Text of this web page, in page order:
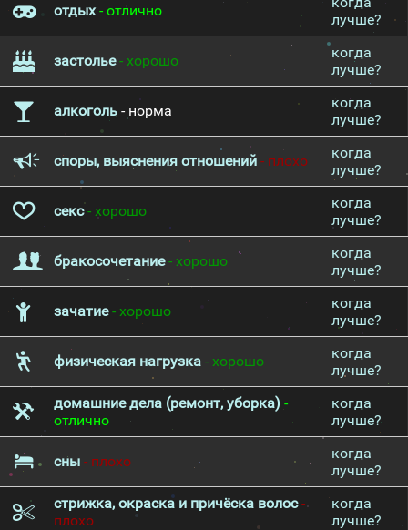
отдых- отлично
лучше?
застолье- хорошо
когда
лучше?
алкоголь - норма
когда
лучше?
споры, выяснения отношений - плохо
когда
лучше?
секс- хорошо
когда
лучше?
бракосочетание- хорошо
когда
лучше?
зачатие- хорошо
когда
лучше?
физическая нагрузка - хорошо
когда
лучше?
домашние дела (ремонт, уборка) -
отлично
когда
лучше?
сны - плохо
когда
лучше?
стрижка, окраска и причёска волос-
плохо
когда
лучше?